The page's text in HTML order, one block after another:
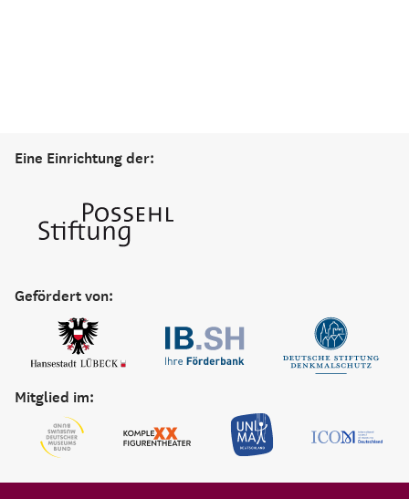
Eine Einrichtung der:
Gefördert von:
Mitglied im: